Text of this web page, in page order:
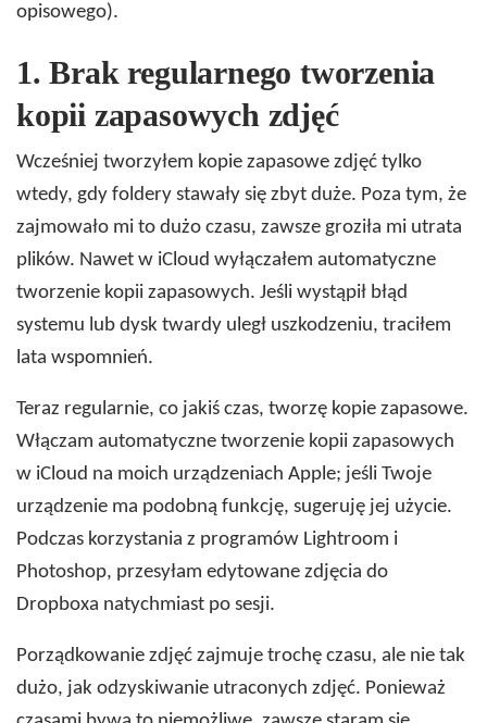
opisowego).
1.Brak regularnego tworzenia
kopii zapasowych zdjęć
Wcześniej tworzyłem kopie zapasowe zdjęć tylko
wtedy, gdy foldery stawały się zbyt duże. Poza tym, że
zajmowało mi to dużo czasu, zawsze groziła mi utrata
plików. Nawet w iCloud wyłączałem automatyczne
tworzenie kopii zapasowych. Jeśli wystąpił błąd
systemu lub dysk twardy uległ uszkodzeniu, traciłem
lata wspomnień.
Teraz regularnie, co jakiś czas, tworzę kopie zapasowe.
Włączam automatyczne tworzenie kopii zapasowych
w iCloud na moich urządzeniach Apple; jeśli Twoje
urządzenie ma podobną funkcję, sugeruję jej użycie.
Podczas korzystania z programów Lightroom i
Photoshop, przesyłam edytowane zdjęcia do
Dropboxa natychmiast po sesji.
Porządkowanie zdjęć zajmuje trochę czasu, ale nie tak
dużo, jak odzyskiwanie utraconych zdjęć. Ponieważ